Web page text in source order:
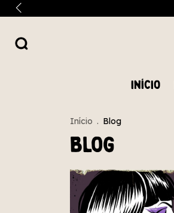
INÍCIO
Início . Blog
Blog